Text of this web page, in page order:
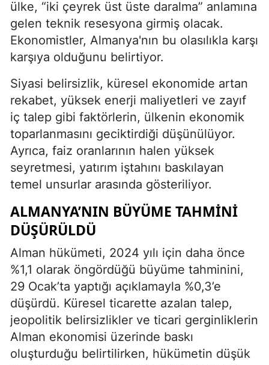
ülke, “iki çeyrek üst üste daralma” anlamına
gelen teknik resesyona girmiş olacak.
Ekonomistler, Almanya'nın bu olasılıkla karşı
karşıya olduğunu belirtiyor.
Siyasi belirsizlik, küresel ekonomide artan
rekabet, yüksek enerji maliyetleri ve zayıf
iç talep gibi faktörlerin, ülkenin ekonomik
toparlanmasını geciktirdiği düşünülüyor.
Ayrıca, faiz oranlarının halen yüksek
seyretmesi, yatırım iştahını baskılayan
temel unsurlar arasında gösteriliyor.
ALMANYA’NIN BÜYÜME TAHMINI
DÜŞÜRÜLDÜ
Alman hükümeti, 2024 yılı için daha önce
%1,1 olarak öngördüğü büyüme tahminini,
29 Ocak’ta yaptığı açıklamayla %0,3’e
düşürdü. Küresel ticarette azalan talep,
jeopolitik belirsizlikler ve ticari gerginliklerin
Alman ekonomisi üzerinde baskı
oluşturduğu belirtilirken, hükümetin düşük